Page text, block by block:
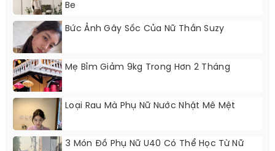
Be
Bức Ảnh Gây Sốc Của Nữ Thần Suzy
Mẹ Bỉm Giảm 9kg Trong Hơn 2 Tháng
Loại Rau Mà Phụ Nữ Nước Nhật Mê Mệt
3 Món Đồ Phụ Nữ U40 Có Thể Học Từ Nữ